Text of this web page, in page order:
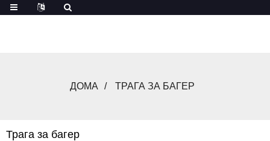
ДОМА ТРАГА ЗА БАГЕР
Трага за багер